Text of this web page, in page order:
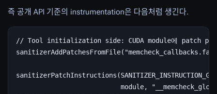
즉 공개 API 기준의 instrumentation은 다음처럼 생긴다.
// Tool initialization side: CUDA module에 patch
module,